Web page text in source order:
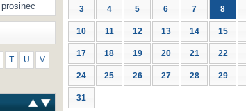
prosinec
T U V
3 4 5 6 7 8
10 11 12 13 14 15
17 18 19 20 21 22
24 25 26 27 28 29
31